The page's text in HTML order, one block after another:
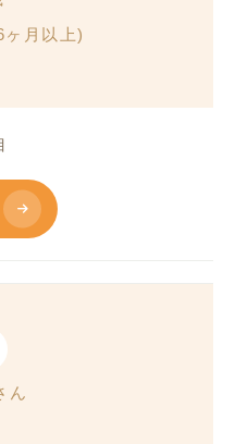
ヶ月以上)
ん